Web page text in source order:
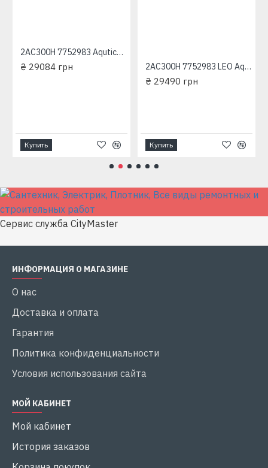
2AC300H 7752983 Aqutica трехфазный насос центробежный многоступенчатый
₴ 29084 грн
Купить
2AC300H 7752983 LEO Aquatica трехфазный насос центробежный многоступенчатый
₴ 29490 грн
Купить
Сервис служба CityMaster
ИНФОРМАЦИЯ О МАГАЗИНЕ
О нас
Доставка и оплата
Гарантия
Политика конфиденциальности
Условия использования сайта
МОЙ КАБИНЕТ
Мой кабинет
История заказов